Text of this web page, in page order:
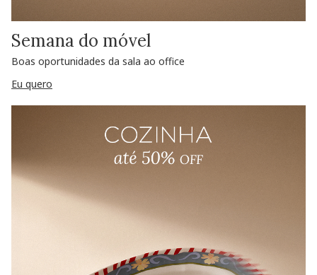
Semana do móvel
Boas oportunidades da sala ao office
Eu quero